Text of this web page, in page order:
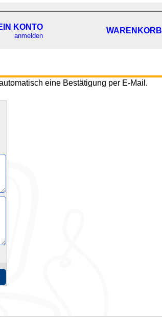
KONTO
anmelden
WARENKORB
KONTO
anmelden
WARENKORB
eine Bestätigung per E-Mail.